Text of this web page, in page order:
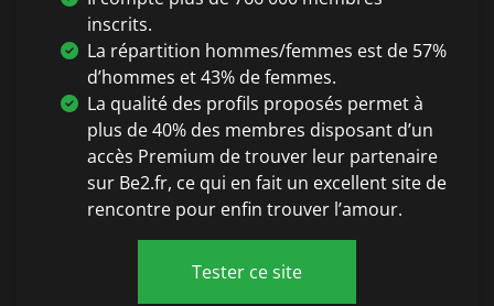
inscrits.
La répartition hommes/femmes est de 57%
d’hommes et 43% de femmes.
La qualité des profils proposés permet à
plus de 40% des membres disposant d’un
accès Premium de trouver leur partenaire
sur Be2.fr, ce qui en fait un excellent site de
rencontre pour enfin trouver l’amour.
Tester ce site